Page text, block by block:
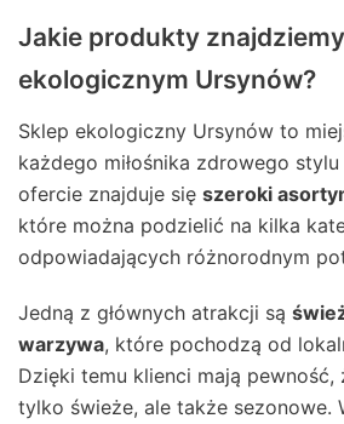
Jakie produkty
ekologicznym Ursynów?
Sklep ekologiczny Ursynów to
każdego miłośnika zdrowego
ofercie znajduje się szeroki
które można podzielić na kilka
odpowiadających różnorodnym
Jedną z głównych atrakcji są
warzywa, które pochodzą od
Dzięki temu klienci mają
tylko świeże, ale także sezonowe.